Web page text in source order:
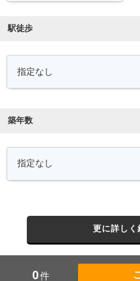
駅徒歩
築年数
更に詳しく
0件